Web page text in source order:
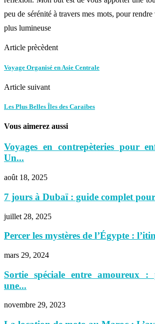
peu de sérénité à travers mes mots, pour
plus lumineuse
Article prècèdent
Voyage Organisé en Asie Centrale
Article suivant
Les Plus Belles Îles des Caraïbes
Vous aimerez aussi
Voyages en contrepèteries pour
Un...
août 18, 2025
7 jours à Dubaï : guide complet
juillet 28, 2025
Percer les mystères de l’Égypte :
mars 29, 2024
Sortie spéciale entre amoureux
une...
novembre 29, 2023